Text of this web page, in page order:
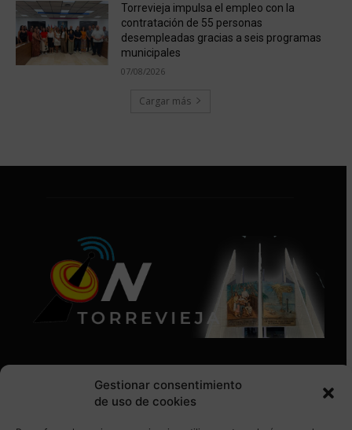
Gestionar consentimiento
de uso de cookies
Torrevieja impulsa el empleo con la
contratación de 55 personas
desempleadas gracias a seis programas
municipales
07/08/2026
Cargar más